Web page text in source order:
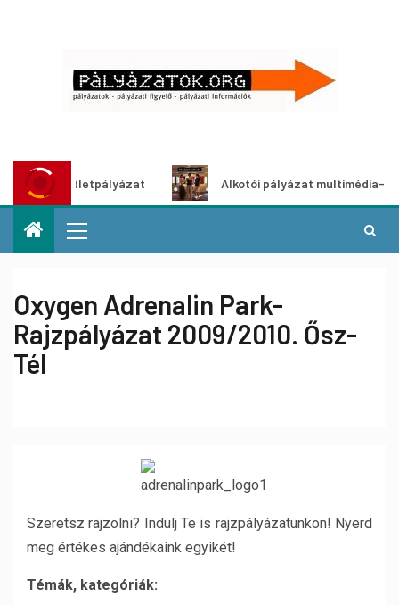
ötletpályázat Alkotói pályázat multimédia-
Oxygen Adrenalin Park-
Rajzpályázat 2009/2010. Ősz-
Tél
Szeretsz rajzolni? Indulj Te is rajzpályázatunkon! Nyerd
meg értékes ajándékaink egyikét!
Témák, kategóriák: